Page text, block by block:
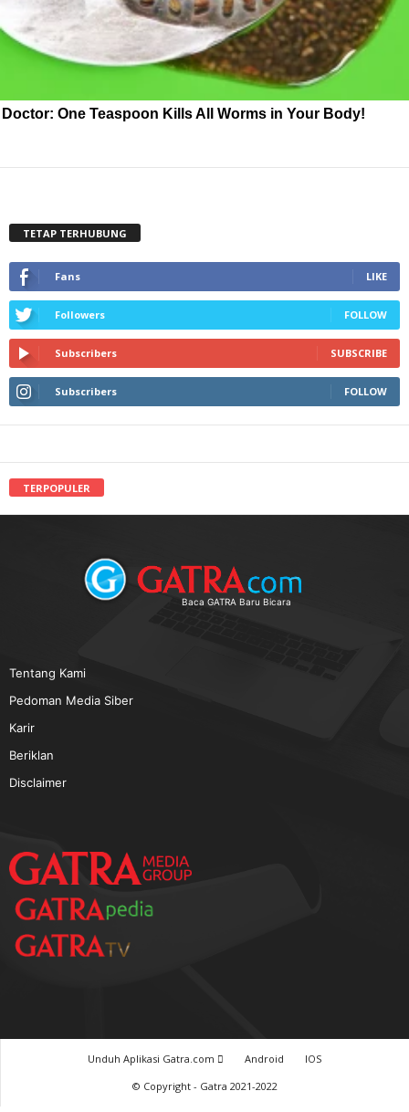
Doctor: One Teaspoon Kills All Worms in Your Body!
TETAP TERHUBUNG
Fans LIKE
Followers FOLLOW
Subscribers SUBSCRIBE
Subscribers FOLLOW
TERPOPULER
Baca GATRA Baru Bicara